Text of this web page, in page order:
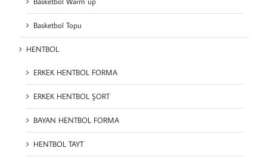
Basketbol Topu
HENTBOL
ERKEK HENTBOL FORMA
ERKEK HENTBOL ŞORT
BAYAN HENTBOL FORMA
HENTBOL TAYT